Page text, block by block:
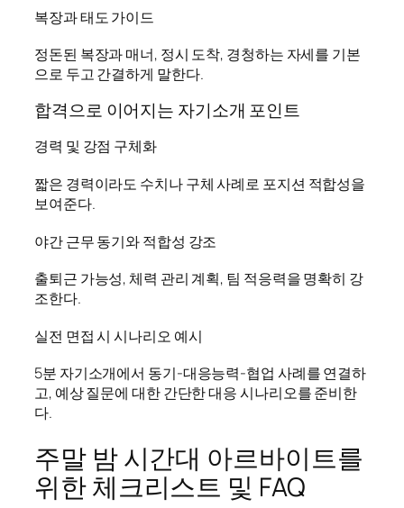
복장과 태도 가이드
정돈된 복장과 매너, 정시 도착, 경청하는 자세를 기본
으로 두고 간결하게 말한다.
합격으로 이어지는 자기소개 포인트
경력 및 강점 구체화
짧은 경력이라도 수치나 구체 사례로 포지션 적합성을
보여준다.
야간 근무 동기와 적합성 강조
출퇴근 가능성, 체력 관리 계획, 팀 적응력을 명확히 강
조한다.
실전 면접 시 시나리오 예시
5분 자기소개에서 동기-대응능력-협업 사례를 연결하
고, 예상 질문에 대한 간단한 대응 시나리오를 준비한
다.
주말 밤 시간대 아르바이트를
위한 체크리스트 및 FAQ